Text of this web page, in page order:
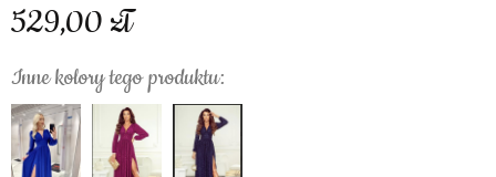
529,00
Inne kolory tego produktu: